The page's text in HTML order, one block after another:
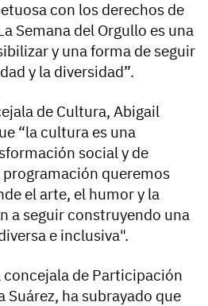
con los derechos de
Semana del Orgullo es una
y una forma de seguir
y la diversidad”.
de Cultura, Abigail
“la cultura es una
social y de
queremos
el arte, el humor y la
a seguir construyendo una
e inclusiva".
concejala de Participación
Suárez, ha subrayado que